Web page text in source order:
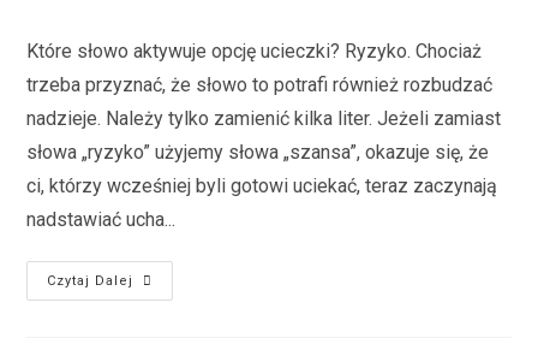
Które słowo aktywuje opcję ucieczki? Ryzyko. Chociaż
trzeba przyznać, że słowo to potrafi również rozbudzać
nadzieje. Należy tylko zamienić kilka liter. Jeżeli zamiast
słowa „ryzyko” użyjemy słowa „szansa”, okazuje się, że
ci, którzy wcześniej byli gotowi uciekać, teraz zaczynają
nadstawiać ucha...
Czytaj Dalej